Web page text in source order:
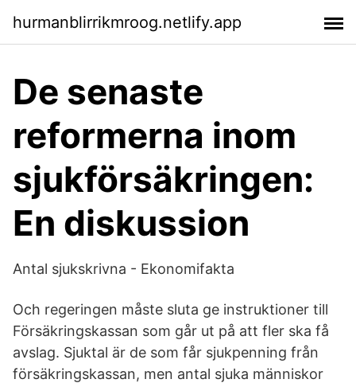
hurmanblirrikmroog.netlify.app
De senaste
reformerna inom
sjukförsäkringen:
En diskussion
Antal sjukskrivna - Ekonomifakta
Och regeringen måste sluta ge instruktioner till
Försäkringskassan som går ut på att fler ska få
avslag. Sjuktal är de som får sjukpenning från
försäkringskassan, men antal sjuka människor